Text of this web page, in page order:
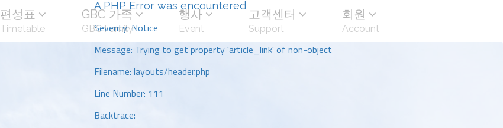
A PHP Error was encountered
Severity: Notice
Message: Trying to get property 'article_link' of non-object
Filename: layouts/header.php
Line Number: 111
Backtrace:
편성표
Timetable
GBC 가족
GBC Family
행사
Event
고객센터
Support
회원
Account